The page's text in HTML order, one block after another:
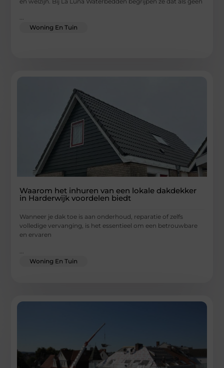
...
Woning En Tuin
Waarom het inhuren van een lokale dakdekker
in Harderwijk voordelen biedt
Wanneer je dak toe is aan onderhoud, reparatie of zelfs
volledige vervanging, is het essentieel om een betrouwbare
en ervaren
Woning En Tuin